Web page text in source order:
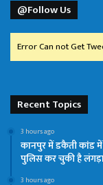
@Follow Us
Error Can not Get
Recent Topics
3 hours ago
कानपुर में डकैती कांड में
पुलिस कर चुकी है
3 hours ago